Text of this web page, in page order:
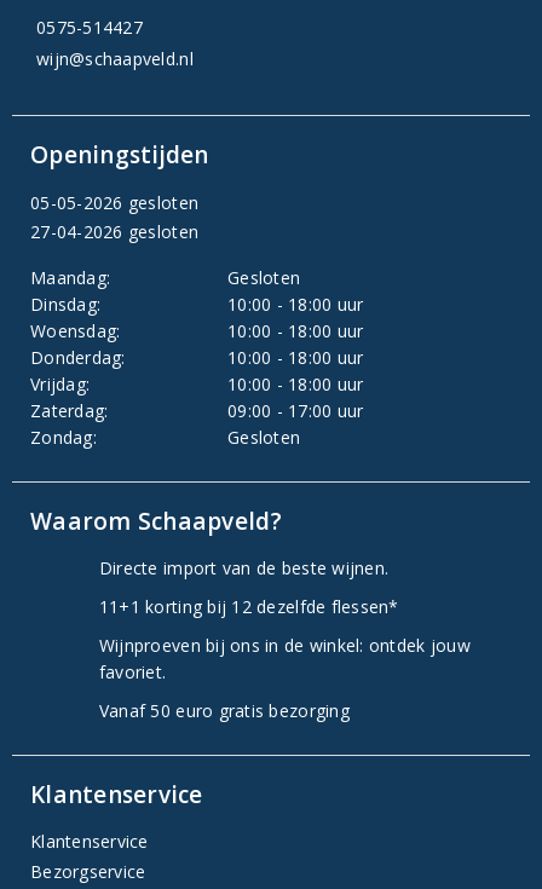
0575-514427
wijn@schaapveld.nl
Openingstijden
05-05-2026 gesloten
27-04-2026 gesloten
Maandag:
Gesloten
Dinsdag:
10:00 - 18:00 uur
Woensdag:
10:00 - 18:00 uur
Donderdag:
10:00 - 18:00 uur
Vrijdag:
10:00 - 18:00 uur
Zaterdag:
09:00 - 17:00 uur
Zondag:
Gesloten
Waarom Schaapveld?
Directe import van de beste wijnen.
11+1 korting bij 12 dezelfde flessen*
Wijnproeven bij ons in de winkel: ontdek jouw
favoriet.
Vanaf 50 euro gratis bezorging
Klantenservice
Klantenservice
Bezorgservice